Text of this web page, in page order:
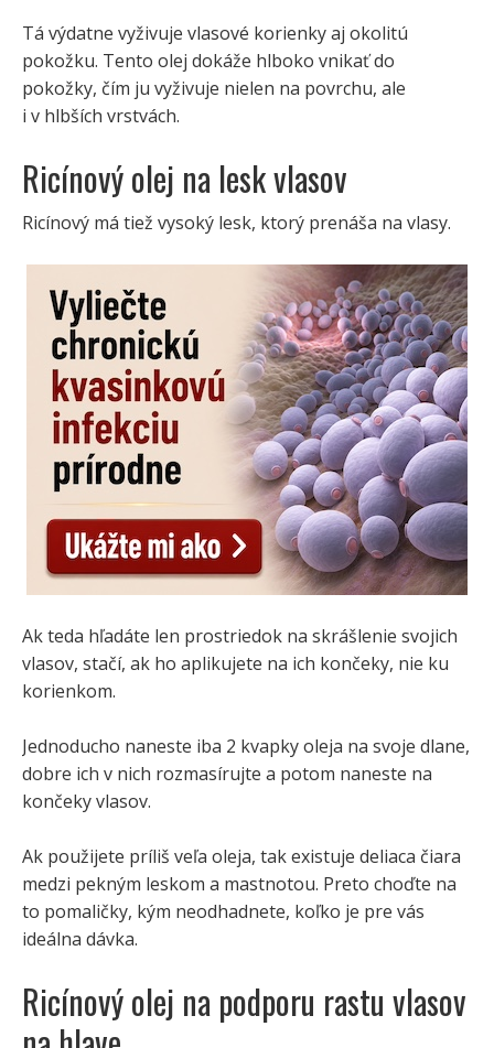
Tá výdatne vyživuje vlasové korienky aj okolitú
pokožku. Tento olej dokáže hlboko vnikať do
pokožky, čím ju vyživuje nielen na povrchu, ale
i v hlbších vrstvách.
Ricínový olej na lesk vlasov
Ricínový má tiež vysoký lesk, ktorý prenáša na vlasy.
Ak teda hľadáte len prostriedok na skrášlenie svojich
vlasov, stačí, ak ho aplikujete na ich končeky, nie ku
korienkom.
Jednoducho naneste iba 2 kvapky oleja na svoje dlane,
dobre ich v nich rozmasírujte a potom naneste na
končeky vlasov.
Ak použijete príliš veľa oleja, tak existuje deliaca čiara
medzi pekným leskom a mastnotou. Preto choďte na
to pomaličky, kým neodhadnete, koľko je pre vás
ideálna dávka.
Ricínový olej na podporu rastu vlasov